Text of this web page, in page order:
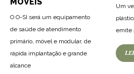
O O-SI será um equipamento
de saúde de atendimento
primário, móvel e modular, de
rápida implantação e grande
alcance
Um
emite